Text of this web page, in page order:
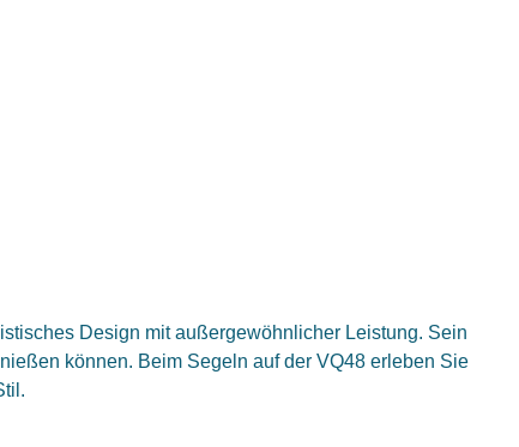
Design mit außergewöhnlicher Leistung. Sein
können. Beim Segeln auf der VQ48 erleben Sie